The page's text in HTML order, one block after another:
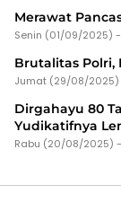
Merawat
Senin (01/09/2025) -
Brutalitas
Jumat (29/08/2025)
Dirgahayu 80
Yudikatifnya
Rabu (20/08/2025) -